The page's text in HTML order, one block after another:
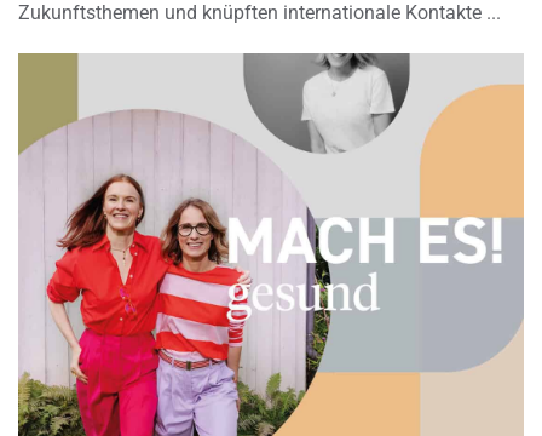
Zukunftsthemen und knüpften internationale Kontakte